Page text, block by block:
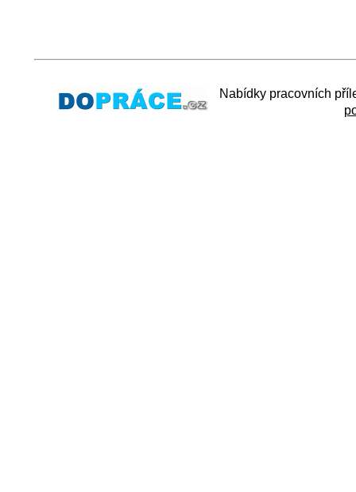
Nabídky pracovních